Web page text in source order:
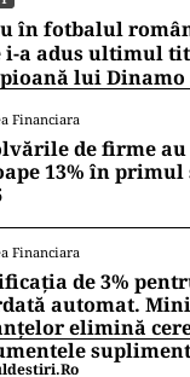
în fotbalul
i-a adus ultimul
lui
Financiara
de firme au
13% în
Financiara
de 3%
automat.
elimină